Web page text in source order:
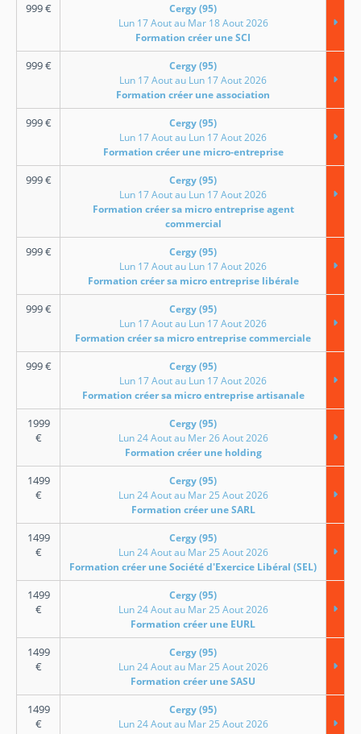
999€
Cergy (95)
Lun 17 Aout au Mar 18 Aout 2026
Formation créer une SCI
999€
Cergy (95)
Lun 17 Aout au Lun 17 Aout 2026
Formation créer une association
999€
Cergy (95)
Lun 17 Aout au Lun 17 Aout 2026
Formation créer une micro-entreprise
999€
Cergy (95)
Lun 17 Aout au Lun 17 Aout 2026
Formation créer sa micro entreprise agent
commercial
999€
Cergy (95)
Lun 17 Aout au Lun 17 Aout 2026
Formation créer sa micro entreprise libérale
999€
Cergy (95)
Lun 17 Aout au Lun 17 Aout 2026
Formation créer sa micro entreprise commerciale
999€
Cergy (95)
Lun 17 Aout au Lun 17 Aout 2026
Formation créer sa micro entreprise artisanale
1999
€
Cergy (95)
Lun 24 Aout au Mer 26 Aout 2026
Formation créer une holding
1499
€
Cergy (95)
Lun 24 Aout au Mar 25 Aout 2026
Formation créer une SARL
1499
€
Cergy (95)
Lun 24 Aout au Mar 25 Aout 2026
Formation créer une Société d'Exercice Libéral (SEL)
1499
€
Cergy (95)
Lun 24 Aout au Mar 25 Aout 2026
Formation créer une EURL
1499
€
Cergy (95)
Lun 24 Aout au Mar 25 Aout 2026
Formation créer une SASU
1499
€
Cergy (95)
Lun 24 Aout au Mar 25 Aout 2026